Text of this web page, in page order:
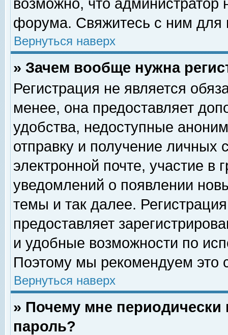
возможно, что
форума. Свяжитесь с ним для
Вернуться наверх
» Зачем вообще нужна
Регистрация не является
менее, она предоставляет
удобства, недоступные
отправку и получение личных
электронной почте, участие в
уведомлений о появлении
темы и так далее.
предоставляет
и удобные возможности по
Поэтому мы рекомендуем это
Вернуться наверх
» Почему мне
пароль?